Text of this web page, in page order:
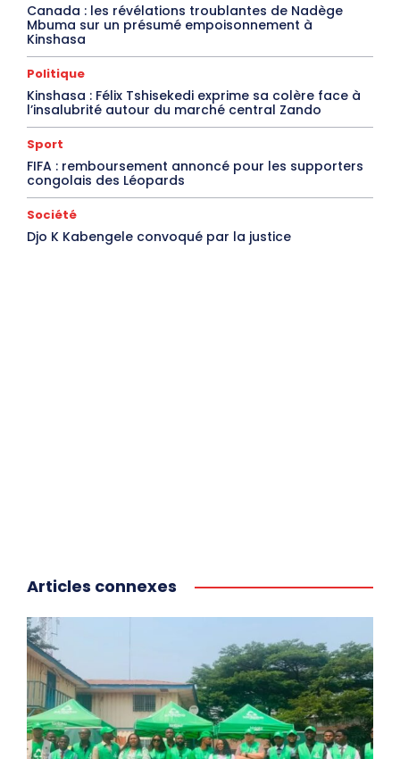
Canada : les révélations troublantes de Nadège
Mbuma sur un présumé empoisonnement à
Kinshasa
Politique
Kinshasa : Félix Tshisekedi exprime sa colère face à
l’insalubrité autour du marché central Zando
Sport
FIFA : remboursement annoncé pour les supporters
congolais des Léopards
Société
Djo K Kabengele convoqué par la justice
Articles connexes